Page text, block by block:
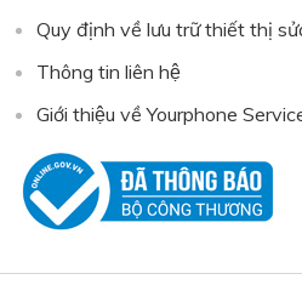
Quy định về lưu trữ thiết thị
Thông tin liên hệ
Giới thiệu về Yourphone